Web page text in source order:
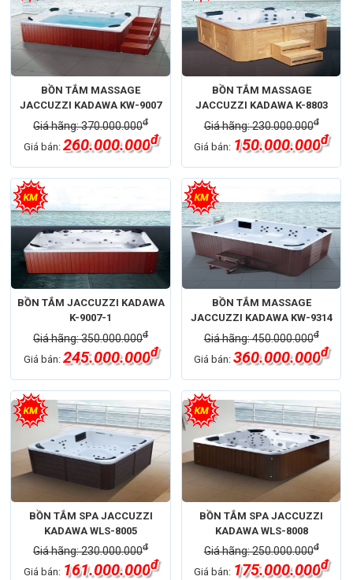
BỒN TẮM MASSAGE
JACCUZZI KADAWA KW-9007
Giá hãng: 370.000.000đ
Giá bán: 260.000.000đ
BỒN TẮM MASSAGE
JACCUZZI KADAWA K-8803
Giá hãng: 230.000.000đ
Giá bán: 150.000.000đ
BỒN TẮM JACCUZZI KADAWA
K-9007-1
Giá hãng: 350.000.000đ
Giá bán: 245.000.000đ
BỒN TẮM MASSAGE
JACCUZZI KADAWA KW-9314
Giá hãng: 450.000.000đ
Giá bán:360.000.000đ
BỒN TẮM SPA JACCUZZI
KADAWA WLS-8005
Giá hãng: 230.000.000đ
Giá bán: 161.000.000đ
BỒN TẮM SPA JACCUZZI
KADAWA WLS-8008
Giá hãng: 250.000.000đ
Giá bán: 175.000.000đ